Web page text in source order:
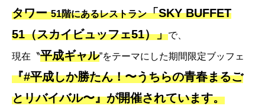
タワー51階にあるレストラン「SKY BUFFET
51（スカイビュッフェ51）」で、
現在〝平成ギャル”をテーマにした期間限定ブッフェ
『#平成しか勝たん！〜うちらの青春まるご
とリバイバル〜』が開催されています。